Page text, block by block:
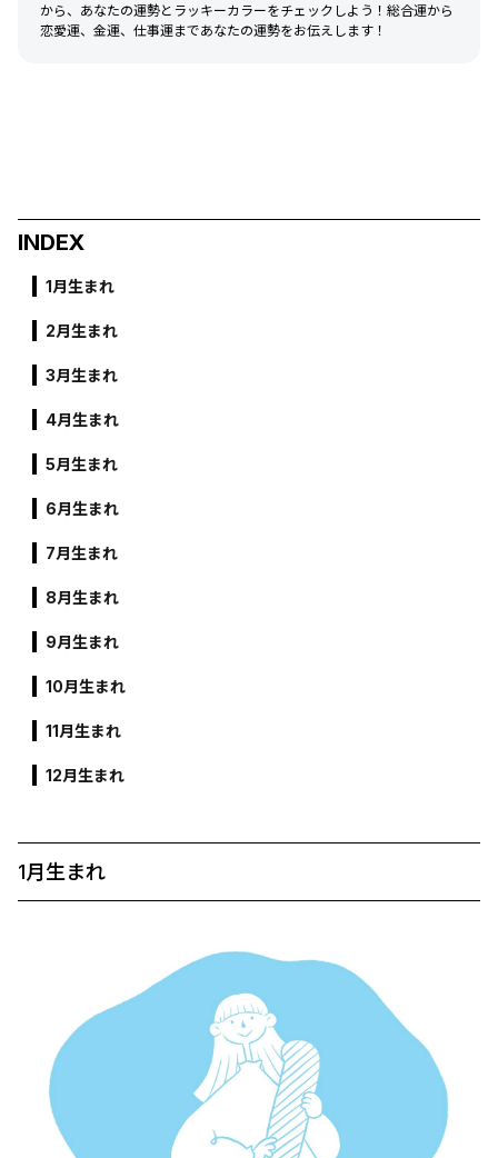
から、あなたの運勢とラッキーカラーをチェックしよう！総合運から
恋愛運、金運、仕事運まであなたの運勢をお伝えします！
INDEX
1月生まれ
2月生まれ
3月生まれ
4月生まれ
5月生まれ
6月生まれ
7月生まれ
8月生まれ
9月生まれ
10月生まれ
11月生まれ
12月生まれ
1月生まれ